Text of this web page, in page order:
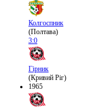
Колгоспник
(Полтава)
3:0
Гірник
(Кривий Ріг)
1965